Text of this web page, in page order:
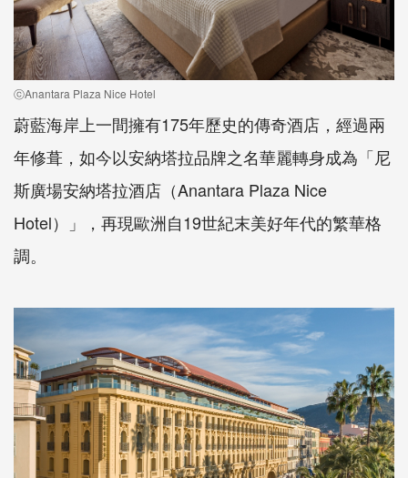
ⓒAnantara Plaza Nice Hotel
蔚藍海岸上一間擁有175年歷史的傳奇酒店，經過兩
年修葺，如今以安納塔拉品牌之名華麗轉身成為「尼
斯廣場安納塔拉酒店（Anantara Plaza Nice
Hotel）」，再現歐洲自19世紀末美好年代的繁華格
調。